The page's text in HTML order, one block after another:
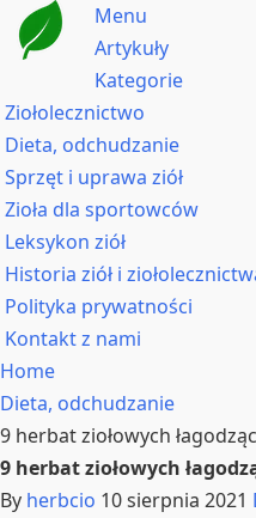
Menu
Artykuły
Kategorie
Ziołolecznictwo
Dieta, odchudzanie
Sprzęt i uprawa ziół
Zioła dla sportowców
Leksykon ziół
Historia ziół i
Polityka prywatności
Kontakt z nami
Home
Dieta, odchudzanie
9 herbat ziołowych
9 herbat ziołowych
By herbcio 10 sierpnia 2021